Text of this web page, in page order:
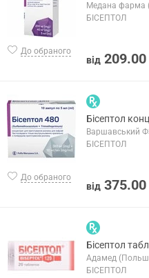
До обраного
Медана фарма
БІСЕПТОЛ
від 209.00
До обраного
Бісептол
Варшавський
БІСЕПТОЛ
від 375.00
Бісептол
Адамед
БІСЕПТОЛ